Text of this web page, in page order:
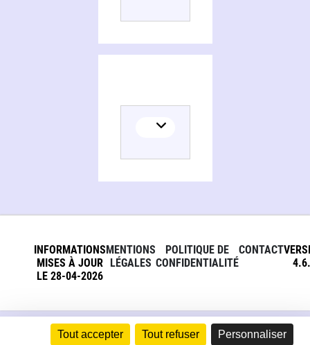
Tout accepter Tout refuser Personnaliser
INFORMATIONS
MISES À JOUR
LE 28-04-2026
MENTIONS
LÉGALES
POLITIQUE DE
CONFIDENTIALITÉ
CONTACT